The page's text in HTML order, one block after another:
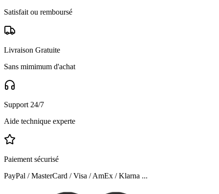
Satisfait ou remboursé
Livraison Gratuite
Sans mimimum d'achat
Support 24/7
Aide technique experte
Paiement sécurisé
PayPal / MasterCard / Visa / AmEx / Klarna ...